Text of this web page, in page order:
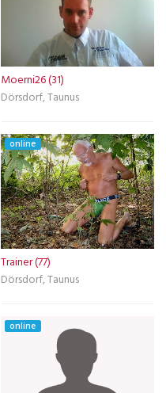
Moerni26 (31)
Dörsdorf, Taunus
online
Trainer (77)
Dörsdorf, Taunus
online